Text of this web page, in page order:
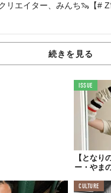
リエイター、みんち🦦【# Z
みんち🦦【# Z世代の味
2001年生まれ。ENFP。ショ
品"をショート動画で紹介して
しい、”特別”な自分になりた
にとって自身アカウントが道
大切にしてる
人生のルールを3つ教え
続きを見る
ISSUE
【となり
ー・やま
CULTURE